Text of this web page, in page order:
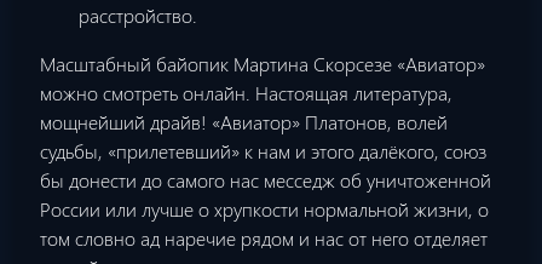
расстройство.
Масштабный байопик Мартина Скорсезе «Авиатор»
можно смотреть онлайн. Настоящая литература,
мощнейший драйв! «Авиатор» Платонов, волей
судьбы, «прилетевший» к нам и этого далёкого, союз
бы донести до самого нас месседж об уничтоженной
России или лучше о хрупкости нормальной жизни, о
том словно ад наречие рядом и нас от него отделяет